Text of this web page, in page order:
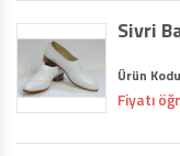
Sivri
Ürün
Fiyatı